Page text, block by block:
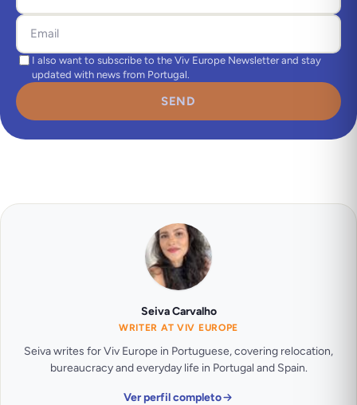
I also want to subscribe to the Viv Europe Newsletter and stay
updated with news from Portugal.
SEND
Seiva Carvalho
WRITER AT VIV EUROPE
Seiva writes for Viv Europe in Portuguese, covering relocation,
bureaucracy and everyday life in Portugal and Spain.
Ver perfil completo